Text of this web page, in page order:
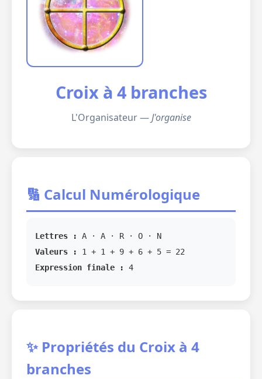
Croix à 4 branches
L'Organisateur —J'organise
🔢 Calcul Numérologique
Lettres :
A · A · R · O · N
Valeurs :
1 + 1 + 9 + 6 + 5 = 22
Expression finale :
4
✨ Propriétés du Croix à 4
branches